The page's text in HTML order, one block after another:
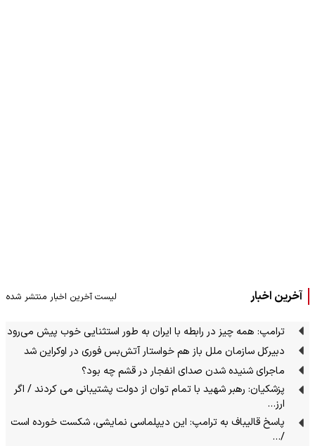
آخرین اخبار لیست آخرین اخبار منتشر شده
ترامپ: همه چیز در رابطه با ایران به طور استثنایی خوب پیش می‌رود
دبیرکل سازمان ملل باز هم خواستار آتش‌بس فوری در اوکراین شد
ماجرای شنیده شدن صدای انفجار در قشم چه بود؟
پزشکیان: رهبر شهید با تمام توان از دولت پشتیبانی می کردند / اگر
ارز…
پاسخ قالیباف به ترامپ: این دیپلماسی نمایشی، شکست خورده است
/…